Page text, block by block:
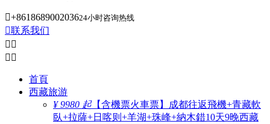
+861868900203624小时咨询热线
联系我们
 
 
首頁
西藏旅游
¥ 9980 起【含機票火車票】成都往返飛機+青藏軟
臥+拉薩+日喀则+羊湖+珠峰+納木錯10天9晚西藏